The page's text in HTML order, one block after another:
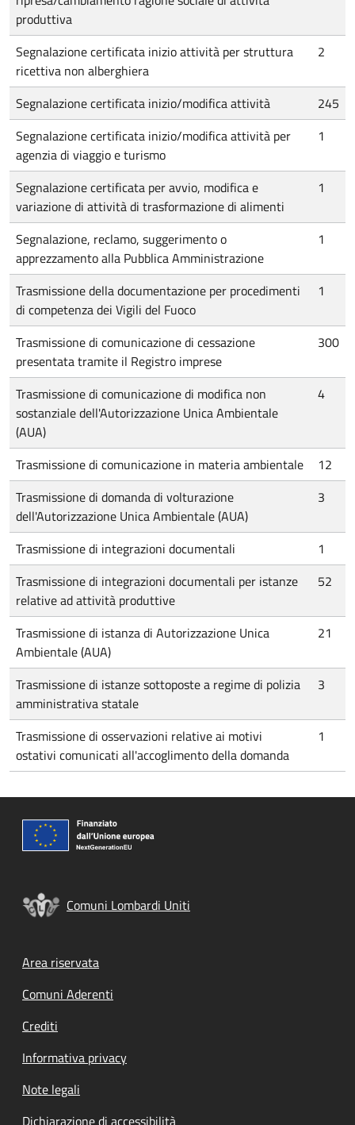
produttiva
Segnalazione certificata inizio attività per struttura
ricettiva non alberghiera
2
Segnalazione certificata inizio/modifica attività
245
Segnalazione certificata inizio/modifica attività per
agenzia di viaggio e turismo
1
Segnalazione certificata per avvio, modifica e
variazione di attività di trasformazione di alimenti
1
Segnalazione, reclamo, suggerimento o
apprezzamento alla Pubblica Amministrazione
1
Trasmissione della documentazione per procedimenti
di competenza dei Vigili del Fuoco
1
Trasmissione di comunicazione di cessazione
presentata tramite il Registro imprese
300
Trasmissione di comunicazione di modifica non
sostanziale dell'Autorizzazione Unica Ambientale
(AUA)
4
Trasmissione di comunicazione in materia ambientale
12
Trasmissione di domanda di volturazione
dell'Autorizzazione Unica Ambientale (AUA)
3
Trasmissione di integrazioni documentali
1
Trasmissione di integrazioni documentali per istanze
relative ad attività produttive
52
Trasmissione di istanza di Autorizzazione Unica
Ambientale (AUA)
21
Trasmissione di istanze sottoposte a regime di polizia
amministrativa statale
3
Trasmissione di osservazioni relative ai motivi
ostativi comunicati all'accoglimento della domanda
1
Comuni Lombardi Uniti
Footer menu
Area riservata
Comuni Aderenti
Crediti
Informativa privacy
Note legali
Dichiarazione di accessibilità